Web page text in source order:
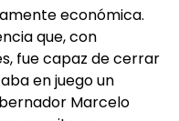
económica.
que, con
fue capaz de cerrar
en juego un
Marcelo